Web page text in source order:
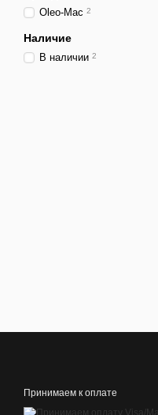
Oleo-Mac 2
Наличие
В наличии 2
Принимаем к оплате